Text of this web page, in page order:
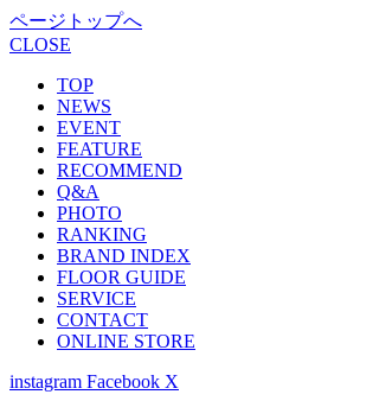
ページトップへ
CLOSE
TOP
NEWS
EVENT
FEATURE
RECOMMEND
Q&A
PHOTO
RANKING
BRAND INDEX
FLOOR GUIDE
SERVICE
CONTACT
ONLINE STORE
instagram Facebook X